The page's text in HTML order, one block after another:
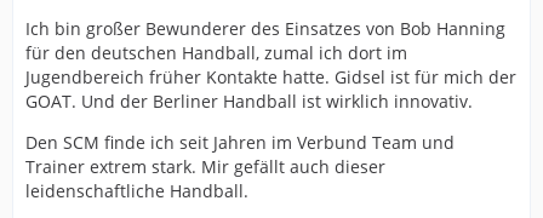
Ich bin großer Bewunderer des Einsatzes von Bob Hanning
für den deutschen Handball, zumal ich dort im
Jugendbereich früher Kontakte hatte. Gidsel ist für mich der
GOAT. Und der Berliner Handball ist wirklich innovativ.
Den SCM finde ich seit Jahren im Verbund Team und
Trainer extrem stark. Mir gefällt auch dieser
leidenschaftliche Handball.